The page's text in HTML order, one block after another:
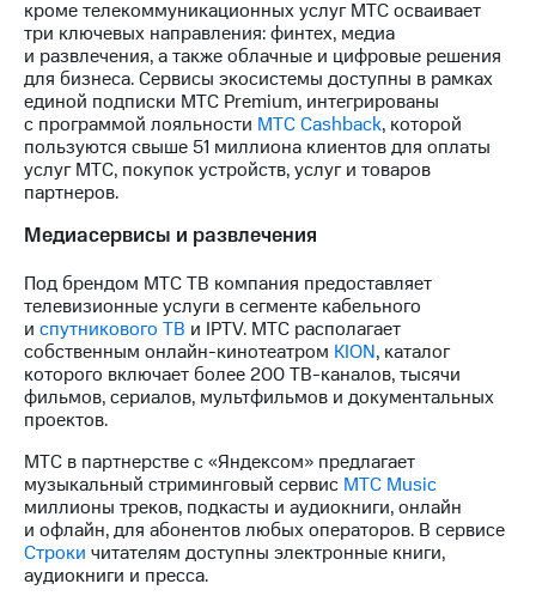
именных
облигаций
Другое
Регистратор
Реквизиты
Контакты
развитие
этика
На главную
кроме телекоммуникационных услуг МТС осваивает
три ключевых направления: финтех, медиа
и развлечения, а также облачные и цифровые решения
для бизнеса. Сервисы экосистемы доступны в рамках
единой подписки МТС Premium, интегрированы
с программой лояльности МТС Cashback, которой
пользуются свыше 51 миллиона клиентов для оплаты
услуг МТС, покупок устройств, услуг и товаров
партнеров.
Медиасервисы и развлечения
Под брендом МТС ТВ компания предоставляет
телевизионные услуги в сегменте кабельного
и спутникового ТВ и IPTV. МТС располагает
собственным онлайн-кинотеатром KION, каталог
которого включает более 200ТВ-каналов, тысячи
фильмов, сериалов, мультфильмов и документальных
проектов.
МТС в партнерстве с «Яндексом» предлагает
музыкальный стриминговый сервис МТС Music
миллионы треков, подкасты и аудиокниги, онлайн
и офлайн, для абонентов любых операторов. В сервисе
Строки читателям доступны электронные книги,
аудиокниги и пресса.